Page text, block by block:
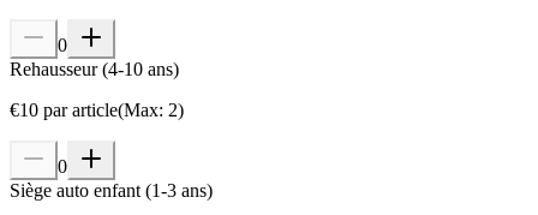
0
Rehausseur (4-10 ans)
€10 par article(Max: 2)
0
Siège auto enfant (1-3 ans)